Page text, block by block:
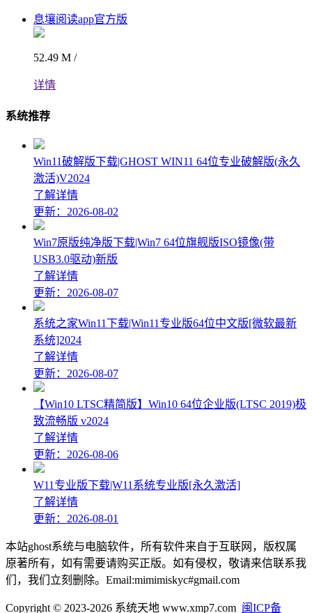
息壤阅读app官方版
52.49 M /
详情
系统推荐
Win11破解版下载|GHOST WIN11 64位专业破解版(永久
激活)V2024
了解详情
更新：2026-08-02
Win7原版纯净版下载|Win7 64位旗舰版ISO镜像(带
USB3.0驱动)新版
了解详情
更新：2026-08-07
系统之家Win11下载|Win11专业版64位中文版[微软最新
系统]2024
了解详情
更新：2026-08-07
【Win10 LTSC精简版】Win10 64位企业版(LTSC 2019)极
致流畅版 v2024
了解详情
更新：2026-08-06
W11专业版下载|W11系统专业版[永久激活]
了解详情
更新：2026-08-01
本站ghost系统与电脑软件，所有软件来自于互联网，版权属
原著所有，如有需要请购买正版。如有侵权，敬请来信联系我
们，我们立刻删除。Email:mimimiskyc#gmail.com
Copyright © 2023-2026 系统天地 www.xmp7.com 闽ICP备